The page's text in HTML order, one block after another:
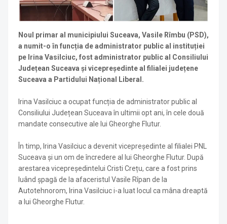
Noul primar al municipiului Suceava, Vasile Rîmbu (PSD),
a numit-o în funcția de administrator public al instituției
pe Irina Vasilciuc, fost administrator public al Consiliului
Județean Suceava și vicepreședinte al filialei județene
Suceava a Partidului Național Liberal.
Irina Vasilciuc a ocupat funcția de administrator public al
Consiliului Județean Suceava în ultimii opt ani, în cele două
mandate consecutive ale lui Gheorghe Flutur.
În timp, Irina Vasilciuc a devenit vicepreședinte al filialei PNL
Suceava și un om de încredere al lui Gheorghe Flutur. După
arestarea vicepreședintelui Cristi Crețu, care a fost prins
luând șpagă de la afaceristul Vasile Rîpan de la
Autotehnorom, Irina Vasilciuc i-a luat locul ca mâna dreaptă
a lui Gheorghe Flutur.